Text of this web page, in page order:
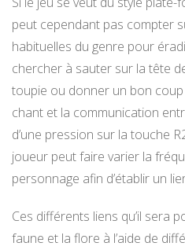
peut cependant pas compter
habituelles du genre pour
chercher à sauter sur la tête
toupie ou donner un bon
chant et la communication
d’une pression sur la touche
joueur peut faire varier la
personnage afin d’établir un
Ces différents liens qu’il sera
faune et la flore à l’aide de